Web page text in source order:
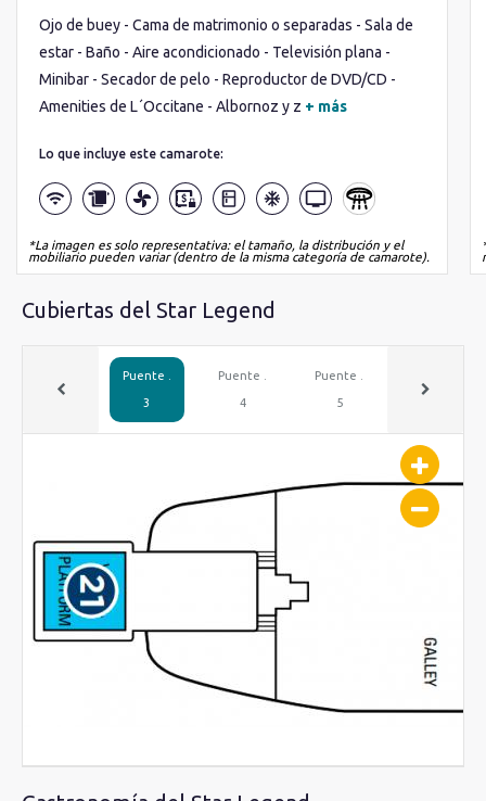
Ojo de buey - Cama de matrimonio o separadas - Sala de
estar - Baño - Aire acondicionado - Televisión plana -
Minibar - Secador de pelo - Reproductor de DVD/CD -
Amenities de L´Occitane - Albornoz y z + más
Lo que incluye este camarote:
*La imagen es solo representativa: el tamaño, la distribución y el
mobiliario pueden variar (dentro de la misma categoría de camarote).
Cubiertas del Star Legend
Puente .
3
Puente .
4
Puente .
5